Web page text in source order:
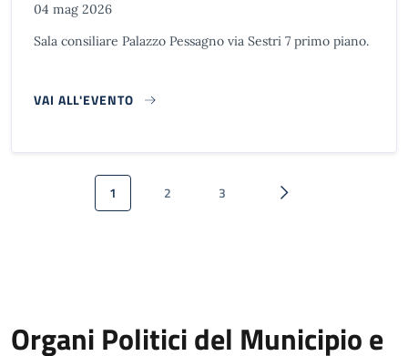
04 mag 2026
Sala consiliare Palazzo Pessagno via Sestri 7 primo piano.
VAI ALL'EVENTO
Paginazione
Pagina attuale
1 Pagina
2 Pagina
3 Pagina successiva
Organi Politici del Municipio e